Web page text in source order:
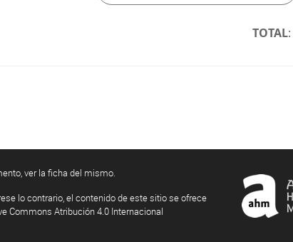
TOTAL:
ver la ficha del mismo.
lo contrario, el contenido de este sitio se ofrece
Commons Atribución 4.0 Internacional